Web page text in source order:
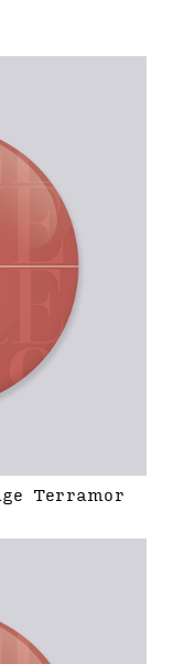
Terramor